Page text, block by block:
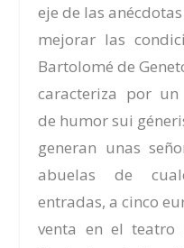
eje de las
mejorar las
Bartolomé de
caracteriza por
de humor sui
generan unas
abuelas de
entradas, a cinco
venta en el teatro